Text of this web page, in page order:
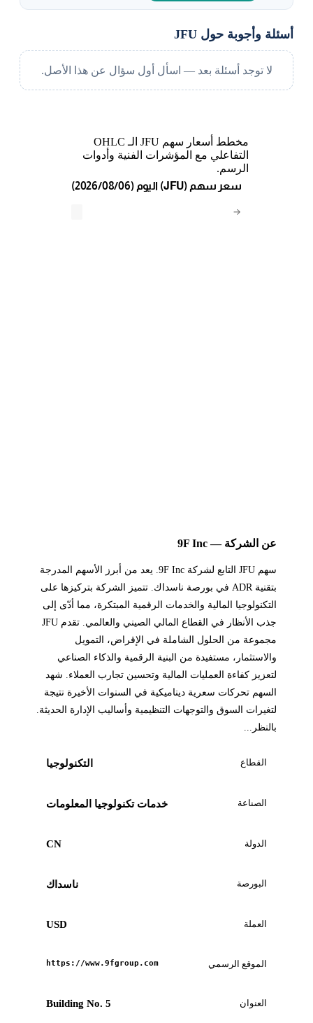
أسئلة وأجوبة حول JFU
لا توجد أسئلة بعد — اسأل أول سؤال عن هذا الأصل.
مخطط أسعار سهم JFU الـ OHLC
التفاعلي مع المؤشرات الفنية وأدوات
الرسم.
→
(2026/08/06) اليوم (JFU) سعر سهم
عن الشركة — 9F Inc
سهم JFU التابع لشركة 9F Inc. يعد من أبرز الأسهم المدرجة
بتقنية ADR في بورصة ناسداك. تتميز الشركة بتركيزها على
التكنولوجيا المالية والخدمات الرقمية المبتكرة، مما أدّى إلى
جذب الأنظار في القطاع المالي الصيني والعالمي. تقدم JFU
مجموعة من الحلول الشاملة في الإقراض، التمويل
والاستثمار، مستفيدة من البنية الرقمية والذكاء الصناعي
لتعزيز كفاءة العمليات المالية وتحسين تجارب العملاء. شهد
السهم تحركات سعرية ديناميكية في السنوات الأخيرة نتيجة
لتغيرات السوق والتوجهات التنظيمية وأساليب الإدارة الحديثة.
بالنظر...
القطاع التكنولوجيا
الصناعة خدمات تكنولوجيا المعلومات
الدولة CN
البورصة ناسداك
العملة USD
الموقع الرسمي https://www.9fgroup.com
العنوان Building No. 5